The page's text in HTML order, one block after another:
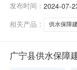
加压泵站
月18日2.
发布时间： 2024-07-
相关产品：
供水保障
广宁县供水保障